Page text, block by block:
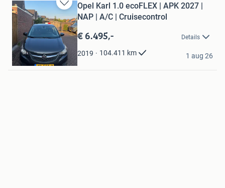
Bewaren
in
Mijn
Favorieten
Opel Karl 1.0 ecoFLEX | APK 2027 |
NAP | A/C | Cruisecontrol
€ 6.495,- Details
2019 104.411 km
P
Helmond
1 aug 26